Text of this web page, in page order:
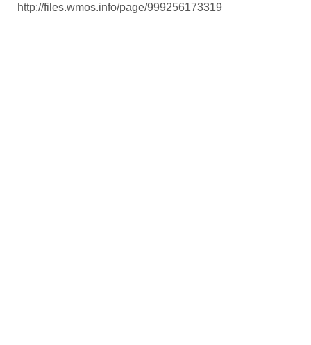
http://files.wmos.info/page/999256173319